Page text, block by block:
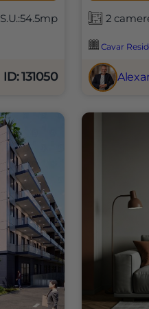
S.U.:54.5mp
ID: 131050
2
Cavar